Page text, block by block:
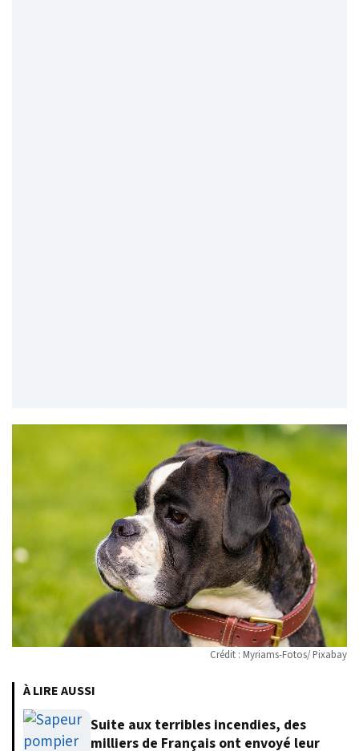
Crédit : Myriams-Fotos/ Pixabay
À LIRE AUSSI
Suite aux terribles incendies, des
milliers de Français ont envoyé leur